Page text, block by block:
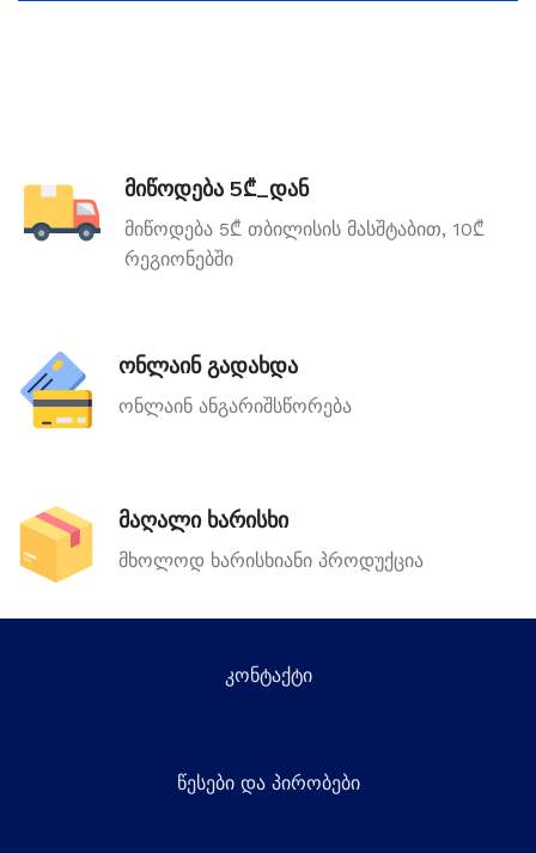
მიწოდება 5₾_დან
მიწოდება 5₾ თბილისის მასშტაბით, 10₾
რეგიონებში
ონლაინ გადახდა
ონლაინ ანგარიშსწორება
მაღალი ხარისხი
მხოლოდ ხარისხიანი პროდუქცია
კონტაქტი
წესები და პირობები